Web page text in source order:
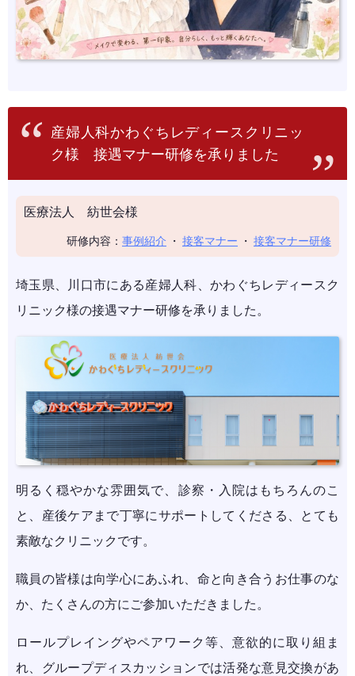
産婦人科かわぐちレディースクリニッ
ク様 接遇マナー研修を承りました
医療法人 紡世会様
研修内容： 事例紹介 ・ 接客マナー ・ 接客マナー研修
埼玉県、川口市にある産婦人科、かわぐちレディースク
リニック様の接遇マナー研修を承りました。
明るく穏やかな雰囲気で、診察・入院はもちろんのこ
と、産後ケアまで丁寧にサポートしてくださる、とても
素敵なクリニックです。
職員の皆様は向学心にあふれ、命と向き合うお仕事のな
か、たくさんの方にご参加いただきました。
ロールプレイングやペアワーク等、意欲的に取り組ま
れ、グループディスカッションでは活発な意見交換があ